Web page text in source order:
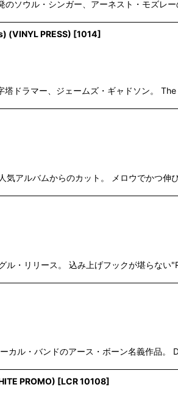
ソウル・シンガー、アーネスト・モズレ
(VINYL PRESS) [1014]
ドラマー、ジェームズ・ギャドソン。
アルバムからのカット。 メロウでかつ伸
ル・リリース。 込み上げフックが堪らな
カル・バンドのアース・ボーン名義作品。
PROMO) [LCR 10108]